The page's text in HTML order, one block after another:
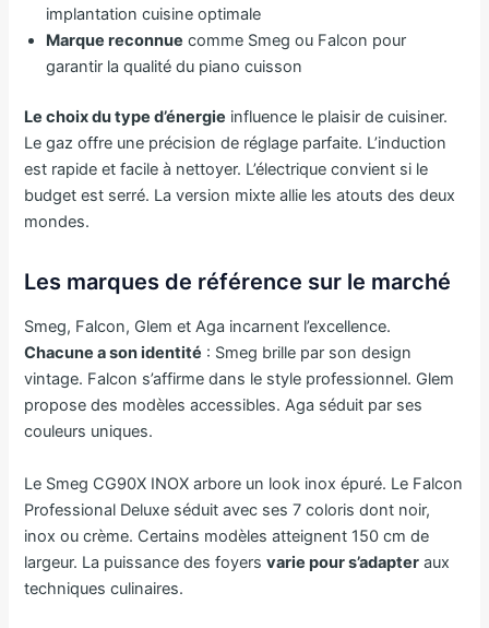
implantation cuisine optimale
Marque reconnue comme Smeg ou Falcon pour
garantir la qualité du piano cuisson
Le choix du type d’énergie influence le plaisir de cuisiner.
Le gaz offre une précision de réglage parfaite. L’induction
est rapide et facile à nettoyer. L’électrique convient si le
budget est serré. La version mixte allie les atouts des deux
mondes.
Les marques de référence sur le marché
Smeg, Falcon, Glem et Aga incarnent l’excellence.
Chacune a son identité : Smeg brille par son design
vintage. Falcon s’affirme dans le style professionnel. Glem
propose des modèles accessibles. Aga séduit par ses
couleurs uniques.
Le Smeg CG90X INOX arbore un look inox épuré. Le Falcon
Professional Deluxe séduit avec ses 7 coloris dont noir,
inox ou crème. Certains modèles atteignent 150 cm de
largeur. La puissance des foyersvarie pour s’adapter aux
techniques culinaires.